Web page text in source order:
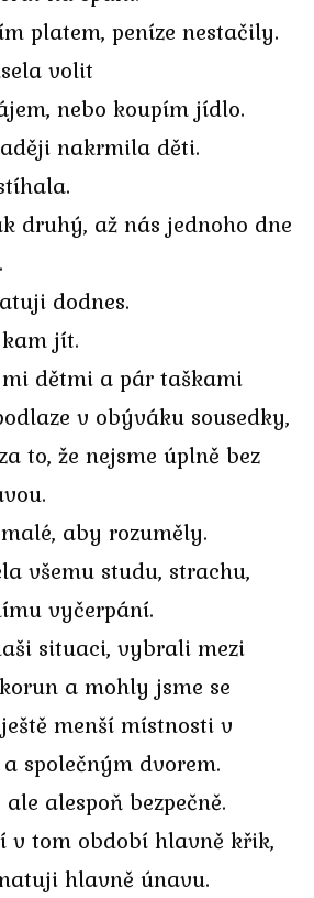
platem, peníze nestačily.
volit
nebo koupím jídlo.
nakrmila děti.
druhý, až nás jednoho dne
dodnes.
jít.
dětmi a pár taškami
v obýváku sousedky,
to, že nejsme úplně bez
aby rozuměly.
všemu studu, strachu,
vyčerpání.
situaci, vybrali mezi
a mohly jsme se
menší místnosti v
společným dvorem.
alespoň bezpečně.
v tom období hlavně křik,
hlavně únavu.